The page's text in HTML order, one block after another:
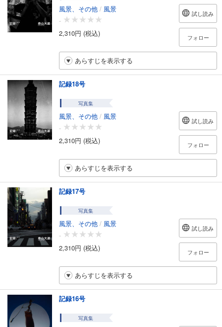
風景、その他 / 風景
-
2,310円 (税込)
試し読み
フォロー
あらすじを表示する
記録18号
写真集
風景、その他 / 風景
-
2,310円 (税込)
試し読み
フォロー
あらすじを表示する
記録17号
写真集
風景、その他 / 風景
-
2,310円 (税込)
試し読み
フォロー
あらすじを表示する
記録16号
写真集